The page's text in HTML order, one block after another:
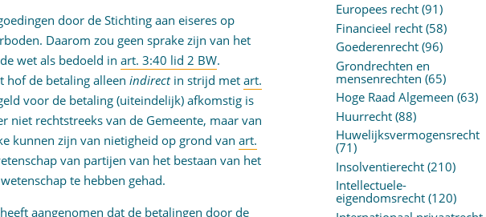
door de Stichting aan eiseres op
Daarom zou geen sprake zijn van het
wet als bedoeld inart. 3:40 lid 2 BW.
hof de betaling alleenindirectin strijd metart.
voor de betaling (uiteindelijk) afkomstig is
niet rechtstreeks van de Gemeente, maar van
kunnen zijn van nietigheid op grond vanart.
van partijen van het bestaan van het
te hebben gehad.
aangenomen dat de betalingen door de
Europees recht(91)
Financieel recht(58)
Goederenrecht(96)
Grondrechten en
mensenrechten (65)
Hoge Raad Algemeen (63)
Huurrecht(88)
Huwelijksvermogensrecht
(71)
Insolventierecht(210)
Intellectuele-
eigendomsrecht(120)